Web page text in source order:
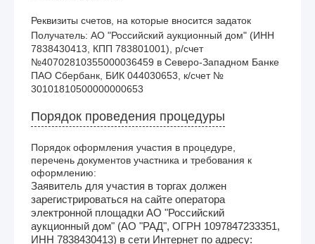
Реквизиты счетов, на которые вносится задаток
Получатель: АО "Российский аукционный дом" (ИНН
7838430413, КПП 783801001), р/счет
№40702810355000036459 в Северо-Западном Банке
ПАО Сбербанк, БИК 044030653, к/счет №
30101810500000000653
Порядок проведения процедуры
Порядок оформления участия в процедуре,
перечень документов участника и требования к
оформлению:
Заявитель для участия в торгах должен
зарегистрироваться на сайте оператора
электронной площадки АО "Российский
аукционный дом" (АО "РАД", ОГРН 1097847233351,
ИНН 7838430413) в сети Интернет по адресу: